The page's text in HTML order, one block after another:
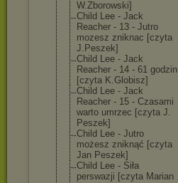
W.Zborowski]
Child Lee - Jack
Reacher - 13 - Jutro
mozesz zniknac [czyta
J.Peszek]
Child Lee - Jack
Reacher - 14 - 61 godzin
[czyta K.Globisz]
Child Lee - Jack
Reacher - 15 - Czasami
warto umrzec [czyta J.
Peszek]
Child Lee - Jutro
możesz zniknąć [czyta
Jan Peszek]
Child Lee - Siła
perswazji [czyta Marian